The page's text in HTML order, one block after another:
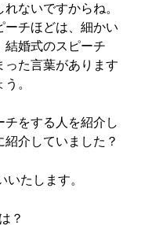
ないですからね。
ーチほどは、細かい
結婚式のスピーチ
った言葉があります
。
チをする人を紹介し
介していました？
たします。
？